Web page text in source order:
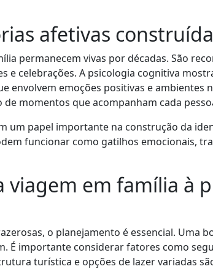
afetivas
permanecem vivas por décadas. São
e celebrações. A psicologia cognitiva
envolvem emoções positivas e ambientes
momentos que acompanham cada
um papel importante na construção da
funcionar como gatilhos emocionais,
viagem em família à
o planejamento é essencial. Uma
É importante considerar fatores como
turística e opções de lazer variadas